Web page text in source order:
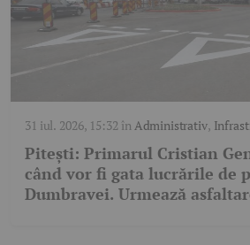
31 iul. 2026, 15:32 în Administrativ,
Pitești: Primarul Cristian
când vor fi gata lucrările de
Dumbravei. Urmează